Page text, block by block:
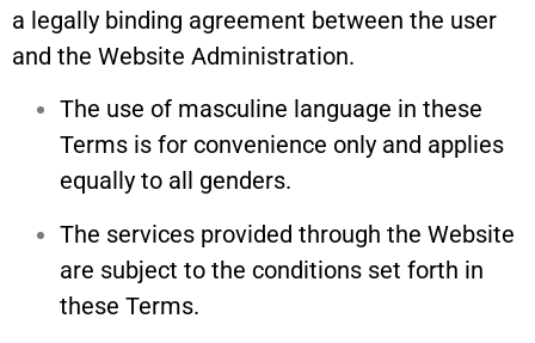
a legally binding agreement between the user
and the Website Administration.
The use of masculine language in these
Terms is for convenience only and applies
equally to all genders.
The services provided through the Website
are subject to the conditions set forth in
these Terms.